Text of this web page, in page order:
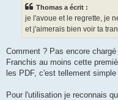
Thomas a écrit :
je l'avoue et le regrette, je
et j'aimerais bien voir ta
Comment ? Pas encore chargé
Franchis au moins cette
les PDF, c'est tellement simple
Pour l'utilisation je reconnais